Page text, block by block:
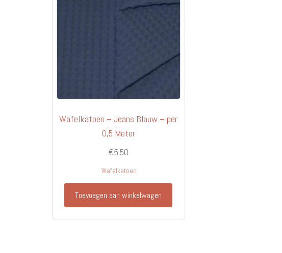
Wafelkatoen – Jeans Blauw – per
0,5 Meter
€5.50
Wafelkatoen
Toevoegen aan winkelwagen